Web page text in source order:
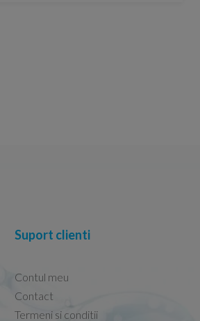
Suport clienti
Contul meu
Contact
Termeni si conditii